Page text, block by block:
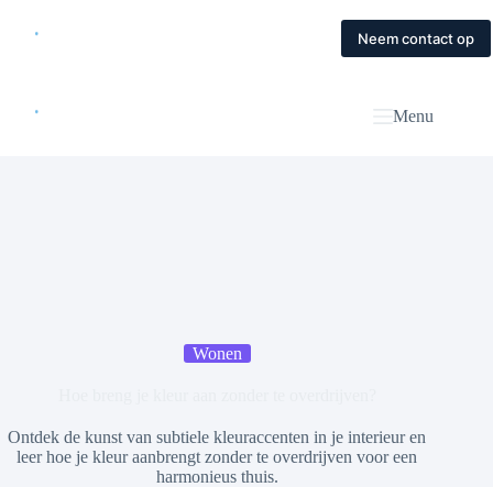
Contact
Neem contact op
Menu
Wonen
Ontdek de kunst van subtiele kleuraccenten in je interieur en
leer hoe je kleur aanbrengt zonder te overdrijven voor een
harmonieus thuis.